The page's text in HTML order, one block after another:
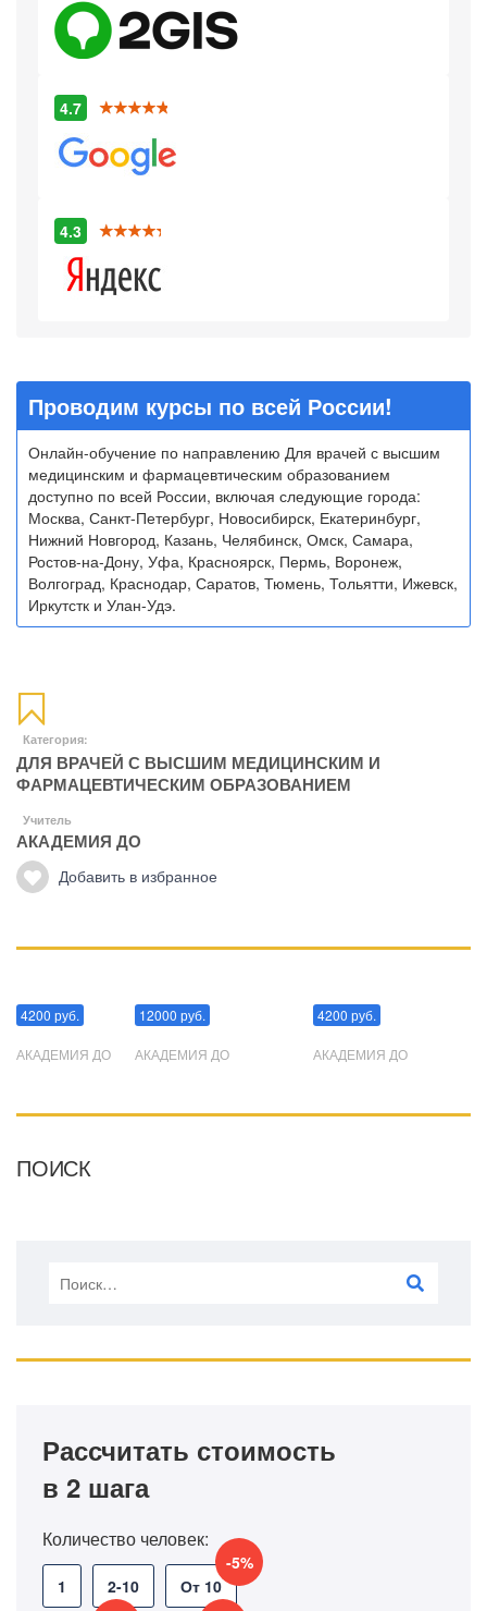
4.7
4.3
Проводим курсы по всей России!
Онлайн-обучение по направлению Для врачей с высшим
медицинским и фармацевтическим образованием
доступно по всей России, включая следующие города:
Москва, Санкт-Петербург, Новосибирск, Екатеринбург,
Нижний Новгород, Казань, Челябинск, Омск, Самара,
Ростов-на-Дону, Уфа, Красноярск, Пермь, Воронеж,
Волгоград, Краснодар, Саратов, Тюмень, Тольятти, Ижевск,
Иркутстк и Улан-Удэ.
Категория:
ДЛЯ ВРАЧЕЙ С ВЫСШИМ МЕДИЦИНСКИМ И
ФАРМАЦЕВТИЧЕСКИМ ОБРАЗОВАНИЕМ
Учитель
АКАДЕМИЯ ДО
Добавить в избранное
4200 руб.
АКАДЕМИЯ ДО
12000 руб.
АКАДЕМИЯ ДО
4200 руб.
АКАДЕМИЯ ДО
ПОИСК
Рассчитать стоимость
в 2 шага
Количество человек:
1 2-10 От 10
-5%